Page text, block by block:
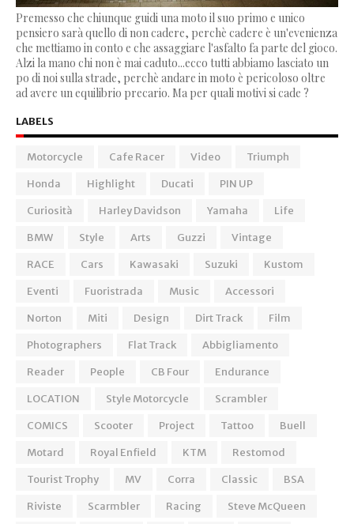
Premesso che chiunque guidi una moto il suo primo e unico
pensiero sarà quello di non cadere, perchè cadere è un'evenienza
che mettiamo in conto e che assaggiare l'asfalto fa parte del gioco.
Alzi la mano chi non è mai caduto...ecco tutti abbiamo lasciato un
po di noi sulla strade, perchè andare in moto è pericoloso oltre
ad avere un equilibrio precario. Ma per quali motivi si cade ?
LABELS
Motorcycle Cafe Racer Video
Triumph
Honda
Highlight Ducati
PIN UP
Curiosità
Harley Davidson Yamaha
Life
BMW
Style Arts Guzzi
Vintage
RACE
Cars Kawasaki Suzuki
Kustom
Eventi
Fuoristrada Music
Accessori
Norton
Miti Design Dirt Track
Film
Photographers
Flat Track
Abbigliamento
Reader
People CB Four
Endurance
LOCATION
Style Motorcycle
Scrambler
COMICS
Scooter Project Tattoo
Buell
Motard
Royal Enfield KTM
Restomod
Tourist Trophy
MV Corra Classic
BSA
Riviste
Scarmbler Racing
Steve McQueen